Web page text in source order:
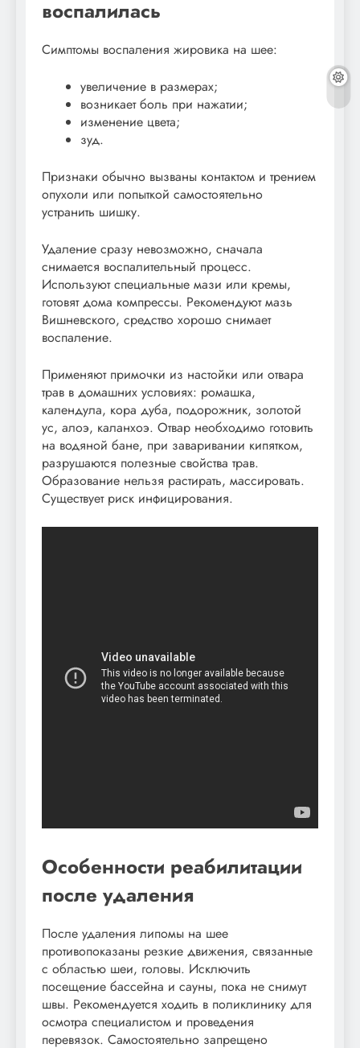
воспалилась
Симптомы воспаления жировика на шее:
увеличение в размерах;
возникает боль при нажатии;
изменение цвета;
зуд.
Признаки обычно вызваны контактом и трением
опухоли или попыткой самостоятельно
устранить шишку.
Удаление сразу невозможно, сначала
снимается воспалительный процесс.
Используют специальные мази или кремы,
готовят дома компрессы. Рекомендуют мазь
Вишневского, средство хорошо снимает
воспаление.
Применяют примочки из настойки или отвара
трав в домашних условиях: ромашка,
календула, кора дуба, подорожник, золотой
ус, алоэ, каланхоэ. Отвар необходимо готовить
на водяной бане, при заваривании кипятком,
разрушаются полезные свойства трав.
Образование нельзя растирать, массировать.
Существует риск инфицирования.
Особенности реабилитации
после удаления
После удаления липомы на шее
противопоказаны резкие движения, связанные
с областью шеи, головы. Исключить
посещение бассейна и сауны, пока не снимут
швы. Рекомендуется ходить в поликлинику для
осмотра специалистом и проведения
перевязок. Самостоятельно запрещено